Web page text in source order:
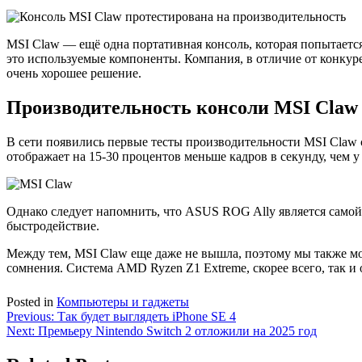
MSI Claw — ещё одна портативная консоль, которая
это используемые компоненты. Компания, в отличие от
очень хорошее решение.
Производительность консоли MSI Claw
В сети появились первые тесты производительности MSI
отображает на 15-30 процентов меньше кадров в секунду,
Однако следует напомнить, что ASUS ROG Ally является
быстродействие.
Между тем, MSI Claw еще даже не вышла, поэтому мы также
сомнения. Система AMD Ryzen Z1 Extreme, скорее всего, так и
Posted in Компьютеры и гаджеты
Навигация
по
Previous: Так будет выглядеть iPhone SE 4
Next: Премьеру Nintendo Switch 2 отложили на 2025 год